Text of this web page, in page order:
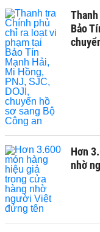
Bảo
Hơn
nhờ